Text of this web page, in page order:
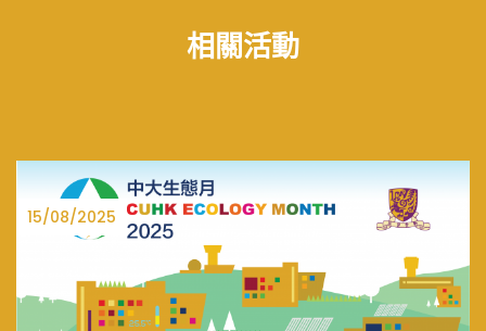
相關活動
27/06/2025